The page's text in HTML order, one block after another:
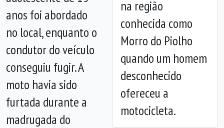
na região
conhecida como
Morro do Piolho
quando um homem
desconhecido
ofereceu a
motocicleta.
anos foi abordado
no local, enquanto o
condutor do veículo
conseguiu fugir. A
moto havia sido
furtada durante a
madrugada do